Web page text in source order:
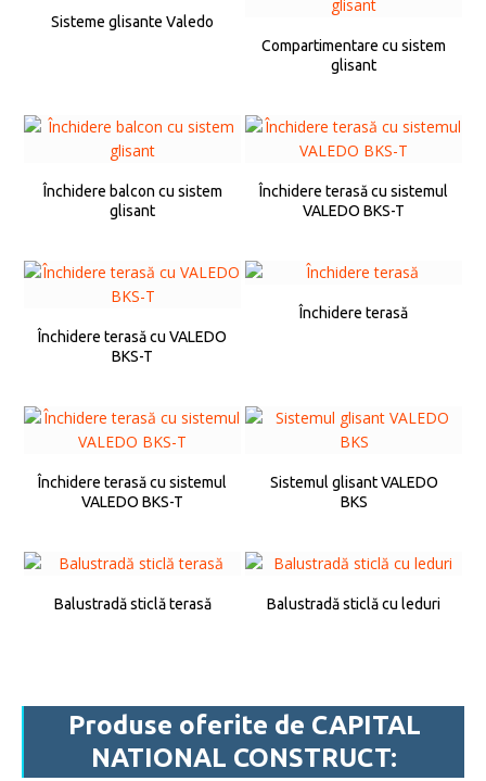
Sisteme glisante Valedo
Compartimentare cu sistem
glisant
Închidere balcon cu sistem
glisant
Închidere terasă cu sistemul
VALEDO BKS-T
Închidere terasă cu VALEDO
BKS-T
Închidere terasă
Închidere terasă cu sistemul
VALEDO BKS-T
Sistemul glisant VALEDO
BKS
Balustradă sticlă terasă Balustradă sticlă cu leduri
Produse oferite de CAPITAL
NATIONAL CONSTRUCT: